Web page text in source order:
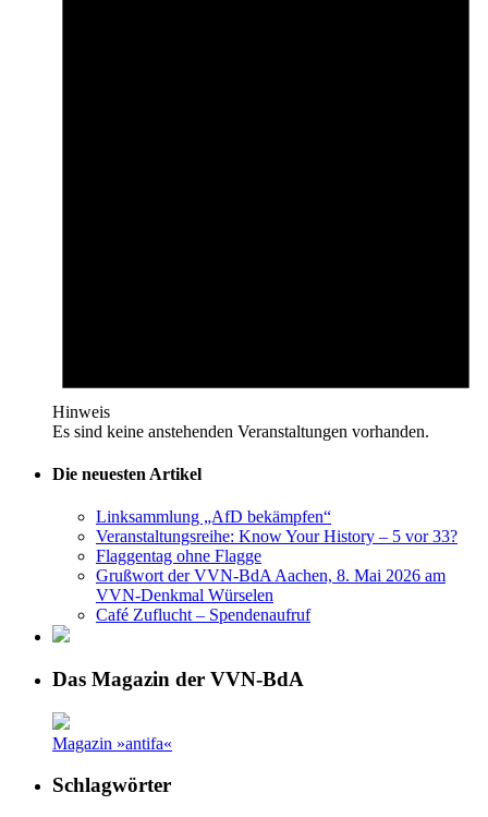
Hinweis
Es sind keine anstehenden Veranstaltungen vorhanden.
Die neuesten Artikel
Linksammlung „AfD bekämpfen“
Veranstaltungsreihe: Know Your History – 5 vor 33?
Flaggentag ohne Flagge
Grußwort der VVN-BdA Aachen, 8. Mai 2026 am
VVN-Denkmal Würselen
Café Zuflucht – Spendenaufruf
Das Magazin der VVN-BdA
Magazin »antifa«
Schlagwörter